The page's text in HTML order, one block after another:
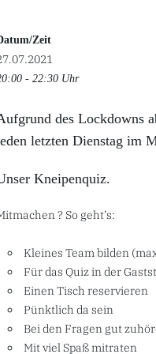
Zeit
- 22:30 Uhr
des Lockdowns
letzten Dienstag im
Kneipenquiz.
? So geht’s:
Kleines Team bilden
Für das Quiz in der
Einen Tisch reservieren
Pünktlich da sein
Bei den Fragen gut
Mit viel Spaß mitraten